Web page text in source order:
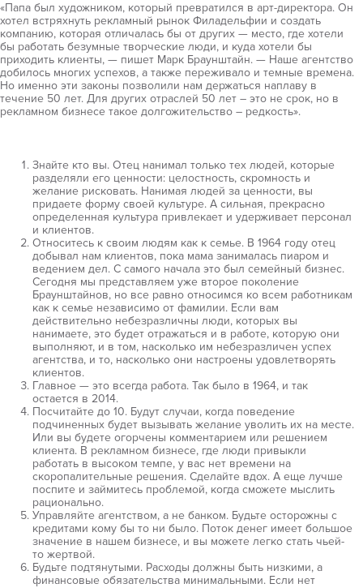
«Папа был художником, который превратился в арт-директора. Он
хотел встряхнуть рекламный рынок Филадельфии и создать
компанию, которая отличалась бы от других — место, где хотели
бы работать безумные творческие люди, и куда хотели бы
приходить клиенты, — пишет Марк Браунштайн. — Наше агентство
добилось многих успехов, а также переживало и темные времена.
Но именно эти законы позволили нам держаться наплаву в
течение 50 лет. Для других отраслей 50 лет – это не срок, но в
рекламном бизнесе такое долгожительство – редкость».
Знайте кто вы. Отец нанимал только тех людей, которые
разделяли его ценности: целостность, скромность и
желание рисковать. Нанимая людей за ценности, вы
придаете форму своей культуре. А сильная, прекрасно
определенная культура привлекает и удерживает персонал
и клиентов.
Относитесь к своим людям как к семье. В 1964 году отец
добывал нам клиентов, пока мама занималась пиаром и
ведением дел. С самого начала это был семейный бизнес.
Сегодня мы представляем уже второе поколение
Браунштайнов, но все равно относимся ко всем работникам
как к семье независимо от фамилии. Если вам
действительно небезразличны люди, которых вы
нанимаете, это будет отражаться и в работе, которую они
выполняют, и в том, насколько им небезразличен успех
агентства, и то, насколько они настроены удовлетворять
клиентов.
Главное — это всегда работа. Так было в 1964, и так
остается в 2014.
Посчитайте до 10. Будут случаи, когда поведение
подчиненных будет вызывать желание уволить их на месте.
Или вы будете огорчены комментарием или решением
клиента. В рекламном бизнесе, где люди привыкли
работать в высоком темпе, у вас нет времени на
скоропалительные решения. Сделайте вдох. А еще лучше
поспите и займитесь проблемой, когда сможете мыслить
рационально.
Управляйте агентством, а не банком. Будьте осторожны с
кредитами кому бы то ни было. Поток денег имеет большое
значение в нашем бизнесе, и вы можете легко стать чьей-
то жертвой.
Будьте подтянутыми. Расходы должны быть низкими, а
финансовые обязательства минимальными. Если нет